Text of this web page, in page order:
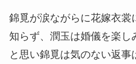
錦覓が涙ながらに花嫁衣裳
知らず、潤玉は婚儀を楽し
と思い錦覓は気のない返事